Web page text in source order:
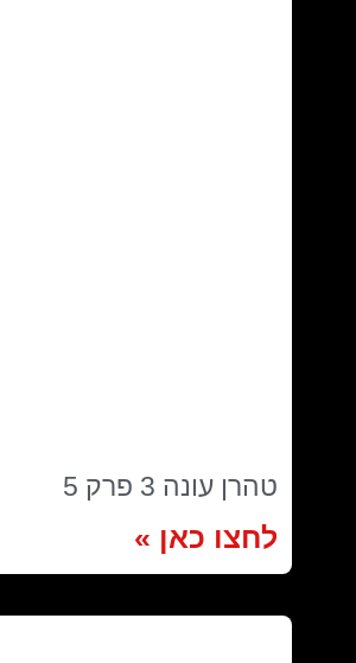
טהרן עונה 3 פרק 5
לחצו כאן »